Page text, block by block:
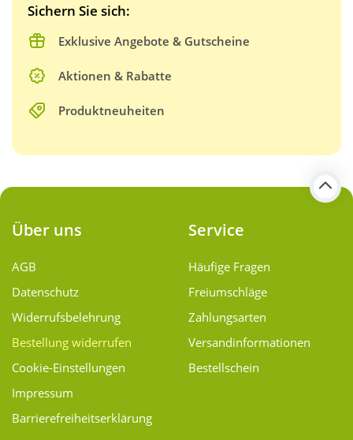
Sichern Sie sich:
Exklusive Angebote & Gutscheine
Aktionen & Rabatte
Produktneuheiten
Über uns
AGB
Datenschutz
Widerrufsbelehrung
Bestellung widerrufen
Cookie-Einstellungen
Impressum
Barrierefreiheitserklärung
Service
Häufige Fragen
Freiumschläge
Zahlungsarten
Versand­informationen
Bestellschein